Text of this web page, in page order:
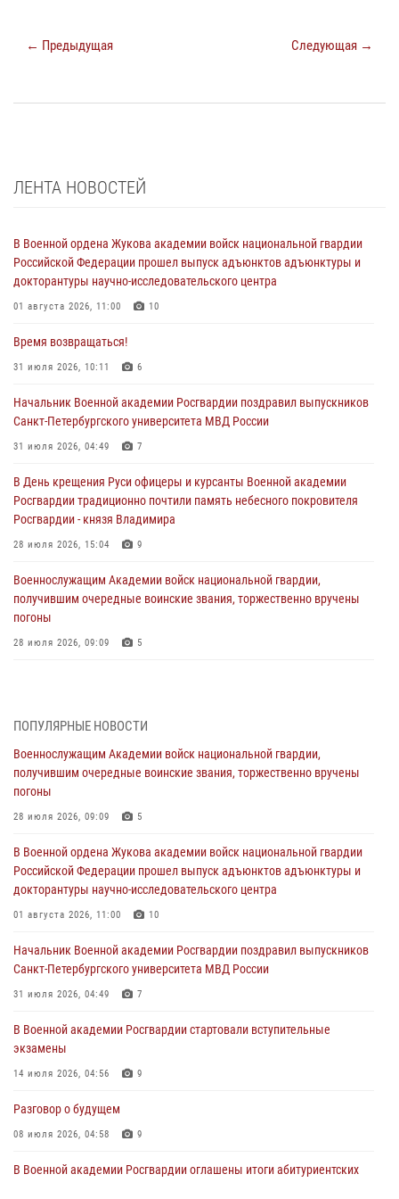
← Предыдущая Следующая →
ЛЕНТА НОВОСТЕЙ
В Военной ордена Жукова академии войск национальной гвардии
Российской Федерации прошел выпуск адъюнктов адъюнктуры и
докторантуры научно-исследовательского центра
01 августа 2026, 11:00 10
Время возвращаться!
31 июля 2026, 10:11 6
Начальник Военной академии Росгвардии поздравил выпускников
Санкт-Петербургского университета МВД России
31 июля 2026, 04:49 7
В День крещения Руси офицеры и курсанты Военной академии
Росгвардии традиционно почтили память небесного покровителя
Росгвардии - князя Владимира
28 июля 2026, 15:04 9
Военнослужащим Академии войск национальной гвардии,
получившим очередные воинские звания, торжественно вручены
погоны
28 июля 2026, 09:09 5
27 июля 2026, 14:49 7
Военная академия информирует!
23 июля 2026, 04:51
Курсант Военной академии войск национальной гвардии принял
22 июля 2026, 09:41
Мастер‑класс по стрельбе: точность, тактика, профессионализм
20 июля 2026, 11:17 8
108 лет со дня образования подразделений связи войск
ПОПУЛЯРНЫЕ НОВОСТИ
Военнослужащим Академии войск национальной гвардии,
получившим очередные воинские звания, торжественно вручены
погоны
28 июля 2026, 09:09 5
В Военной ордена Жукова академии войск национальной гвардии
Российской Федерации прошел выпуск адъюнктов адъюнктуры и
докторантуры научно-исследовательского центра
01 августа 2026, 11:00 10
Начальник Военной академии Росгвардии поздравил выпускников
Санкт-Петербургского университета МВД России
31 июля 2026, 04:49 7
В Военной академии Росгвардии стартовали вступительные
экзамены
14 июля 2026, 04:56 9
Разговор о будущем
08 июля 2026, 04:58 9
В Военной академии Росгвардии оглашены итоги абитуриентских